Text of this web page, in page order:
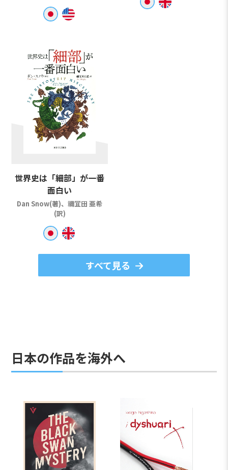
世界史は「細部」が一番
面白い
Dan Snow(著)、禰冝田 亜希
(訳)
すべて見る
日本の作品を海外へ